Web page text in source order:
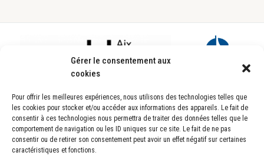
Gérer le consentement aux
cookies
Pour offrir les meilleures expériences, nous utilisons des technologies telles que
les cookies pour stocker et/ou accéder aux informations des appareils. Le fait de
consentir à ces technologies nous permettra de traiter des données telles que le
comportement de navigation ou les ID uniques sur ce site. Le fait de ne pas
consentir ou de retirer son consentement peut avoir un effet négatif sur certaines
caractéristiques et fonctions.